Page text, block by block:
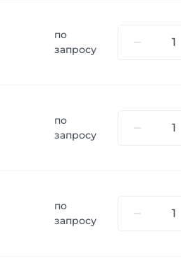
по
запросу
по
запросу
по
запросу